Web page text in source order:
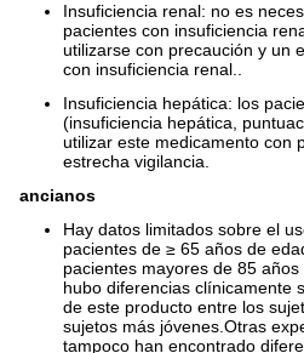
Insuficiencia renal: no es
pacientes con insuficiencia
utilizarse con precaución y un
con insuficiencia renal..
Insuficiencia hepática: los
(insuficiencia hepática,
utilizar este medicamento con
estrecha vigilancia.
ancianos
Hay datos limitados sobre el
pacientes de ≥ 65 años de
pacientes mayores de 85
hubo diferencias clínicamente
de este producto entre los
sujetos más jóvenes.Otras
tampoco han encontrado